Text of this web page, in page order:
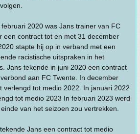
2020 was Jans trainer van FC
een contract tot en met 31 december
stapte hij op in verband met een
racistische uitspraken in het
Jans tekende in juni 2020 een contract
aan FC Twente. In december
verlengd tot medio 2022. In januari 2022
tot medio 2023 In februari 2023 werd
van het seizoen zou vertrekken.
Jans een contract tot medio